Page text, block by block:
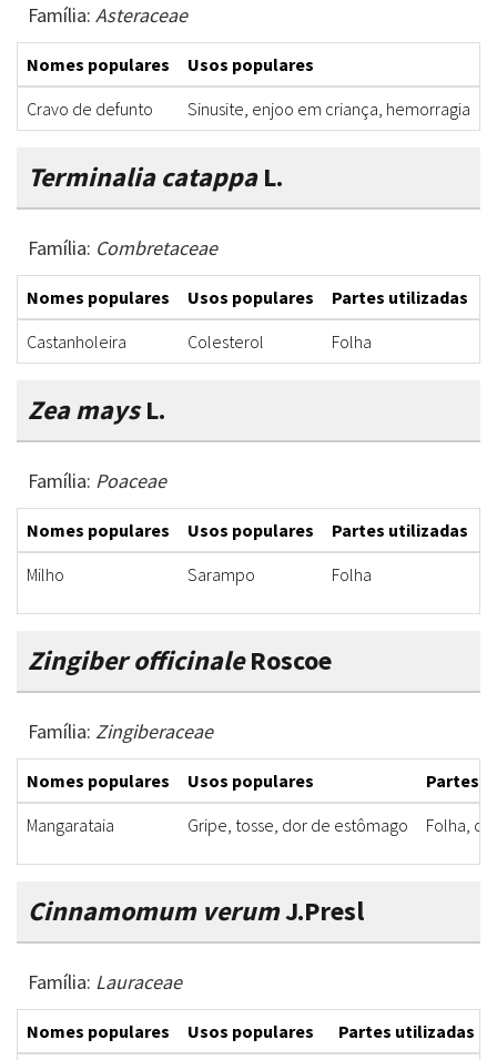
Família: Asteraceae
Nomes populares Usos populares
Cravo de defunto
Sinusite, enjoo em criança, hemorragia
Terminalia catappaL.
Família: Combretaceae
Nomes populares Usos populares Partes utilizadas
Castanholeira
Colesterol Folha
Zea maysL.
Família: Poaceae
Nomes populares Usos populares Partes utilizadas
Milho
Sarampo Folha
Zingiber officinaleRoscoe
Família: Zingiberaceae
Nomes populares Usos populares
Partes
Mangarataia
Gripe, tosse, dor de estômago Folha,
Cinnamomum verumJ.Presl
Família: Lauraceae
Nomes populares Usos populares Partes utilizadas